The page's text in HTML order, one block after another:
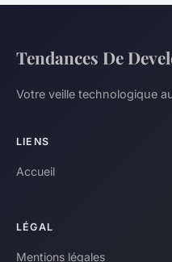
Tendances De
Votre veille technologique
LIENS
Accueil
LÉGAL
Mentions légales